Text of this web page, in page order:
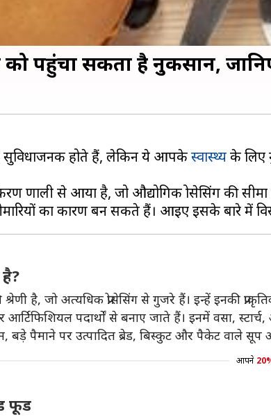
को पहुंचा सकता है नुकसान,
और सुविधाजनक होते हैं, लेकिन ये आपकेस्वास्थ्यके लिए
प्रणाली से आया है, जो औद्योगिक प्रोसेसिंग की
है?
की श्रेणी है, जो अत्यधिक प्रोसेसिंग से गुजरे हैं। इन्हें
पदार्थों से बनाए जाते हैं। इनमें वसा,
बड़े पैमाने पर उत्पादित ब्रेड, बिस्कुट और पैकेट वाले
आपने
फूड